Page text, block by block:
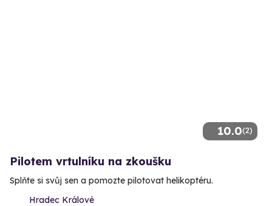
10.0(2)
Pilotem vrtulníku na zkoušku
Splňte si svůj sen a pomozte pilotovat helikoptéru.
Hradec Králové